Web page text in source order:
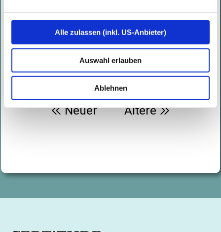
Alle zulassen (inkl. US-Anbieter)
Auswahl erlauben
Ablehnen
Beitragsnavigation Ältere
Neuer